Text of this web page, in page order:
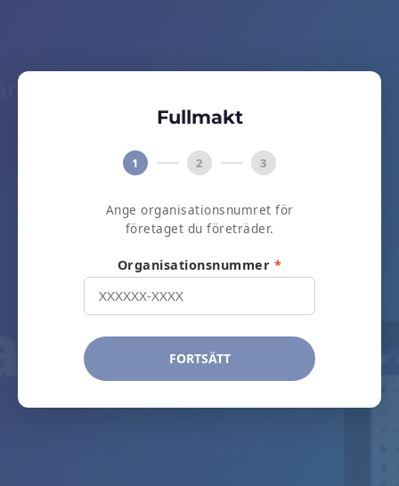
Fullmakt
1 2 3
Ange organisationsnumret för
företaget du företräder.
Organisationsnummer *
FORTSÄTT